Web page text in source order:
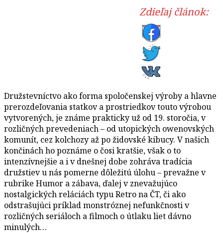
Zdieľaj článok:
Družstevníctvo ako forma spoločenskej výroby a hlavne
prerozdeľovania statkov a prostriedkov touto výrobou
vytvorených, je známe prakticky už od 19. storočia, v
rozličných prevedeniach – od utopických owenovských
komunít, cez kolchozy až po židovské kibucy. V našich
končinách ho poznáme o čosi kratšie, však o to
intenzívnejšie a i v dnešnej dobe zohráva tradícia
družstiev u nás pomerne dôležitú úlohu – prevažne v
rubrike Humor a zábava, ďalej v znevažujúco
nostalgických reláciách typu Retro na ČT, či ako
odstrašujúci príklad monstróznej nefunkčnosti v
rozličných seriáloch a filmoch o útlaku liet dávno
minulých…